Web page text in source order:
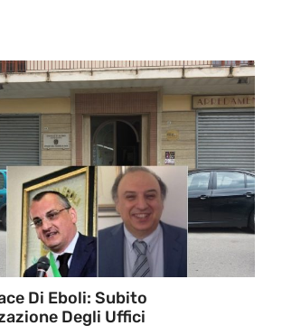
Di Eboli: Subito
Degli Uffici